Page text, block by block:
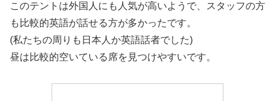
このテントは外国人にも人気が高いようで、スタッフの方
も比較的英語が話せる方が多かったです。
(私たちの周りも日本人か英語話者でした)
昼は比較的空いている席を見つけやすいです。